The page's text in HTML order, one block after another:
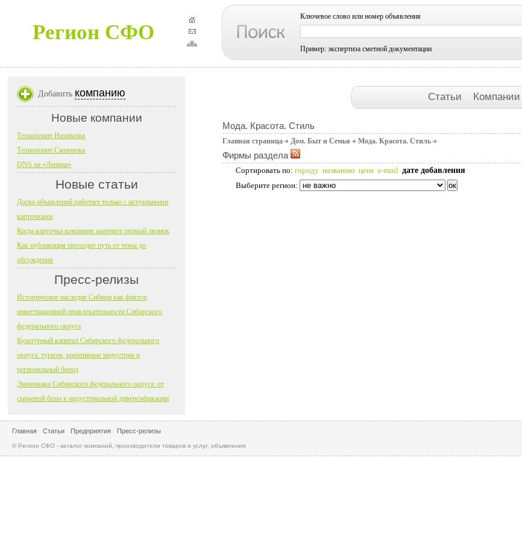
Регион СФО
Ключевое слово или номер объявления
Пример: экспертиза сметной документации
Статьи Компании
Мода. Красота. Стиль
Главная страница Дом. Быт и Семья Мода. Красота. Стиль
Фирмы раздела
Сортировать по: городу названию цене e-mail дате добавления
Выберите регион:
Добавить компанию
Новые компании
Технопоинт Нахимова
Технопоинт Смирнова
DNS на «Ленина»
Новые статьи
Доска объявлений работает только с актуальными
карточками
Когда карточка компании заменяет первый звонок
Как публикация проходит путь от темы до
обсуждения
Пресс-релизы
Историческое наследие Сибири как фактор
инвестиционной привлекательности Сибирского
федерального округа
Культурный капитал Сибирского федерального
округа: туризм, креативные индустрии и
региональный бренд
Экономика Сибирского федерального округа: от
сырьевой базы к индустриальной диверсификации
Главная Статьи Предприятия Пресс-релизы
© Регион СФО - каталог компаний, производители товаров и услуг, объявления